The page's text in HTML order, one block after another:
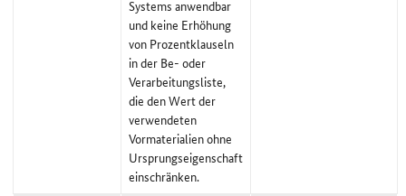
Systems anwendbar
und keine Erhöhung
von Prozentklauseln
in der Be- oder
Verarbeitungsliste,
die den Wert der
verwendeten
Vormaterialien ohne
Ursprungseigenschaft
einschränken.